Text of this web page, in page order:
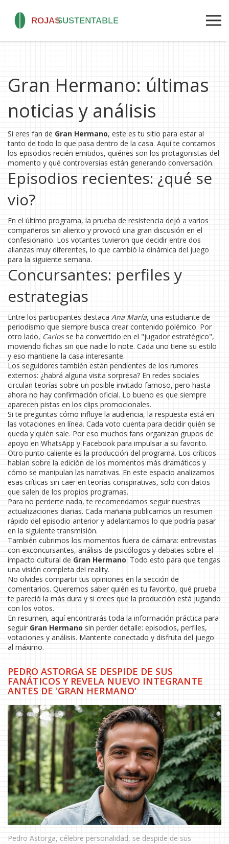
Gran Hermano: últimas
noticias y análisis
Si eres fan de Gran Hermano, este es tu sitio para estar al
tanto de todo lo que pasa dentro de la casa. Aquí te contamos
los episodios recién emitidos, quiénes son los protagonistas del
momento y qué controversias están generando conversación.
Episodios recientes: ¿qué se
vio?
En el último programa, la prueba de resistencia dejó a varios
compañeros sin aliento y provocó una gran discusión en el
confesionario. Los votantes tuvieron que decidir entre dos
alianzas muy diferentes, lo que cambió la dinámica del juego
para la siguiente semana.
Concursantes: perfiles y
estrategias
Entre los participantes destaca Ana María, una estudiante de
periodismo que siempre busca crear contenido polémico. Por
otro lado, Carlosse ha convertido en el "jugador estratégico",
moviendo fichas sin que nadie lo note. Cada uno tiene su estilo
y eso mantiene la casa interesante.
Los seguidores también están pendientes de los rumores
externos: ¿habrá alguna visita sorpresa? En redes sociales
circulan teorías sobre un posible invitado famoso, pero hasta
ahora no hay confirmación oficial. Lo bueno es que siempre
aparecen pistas en los clips promocionales.
Si te preguntas cómo influye la audiencia, la respuesta está en
las votaciones en línea. Cada voto cuenta para decidir quién se
queda y quién sale. Por eso muchos fans organizan grupos de
apoyo en WhatsApp y Facebook para impulsar a su favorito.
Otro punto caliente es la producción del programa. Los críticos
hablan sobre la edición de los momentos más dramáticos y
cómo se manipulan las narrativas. En este espacio analizamos
esas críticas sin caer en teorías conspirativas, solo con datos
que salen de los propios programas.
Para no perderte nada, te recomendamos seguir nuestras
actualizaciones diarias. Cada mañana publicamos un resumen
rápido del episodio anterior y adelantamos lo que podría pasar
en la siguiente transmisión.
También cubrimos los momentos fuera de cámara: entrevistas
con exconcursantes, análisis de psicólogos y debates sobre el
impacto cultural de Gran Hermano. Todo esto para que tengas
una visión completa del reality.
No olvides compartir tus opiniones en la sección de
comentarios. Queremos saber quién es tu favorito, qué prueba
te pareció la más dura y si crees que la producción está jugando
con los votos.
En resumen, aquí encontrarás toda la información práctica para
seguir Gran Hermano sin perder detalle: episodios, perfiles,
votaciones y análisis. Mantente conectado y disfruta del juego
al máximo.
PEDRO ASTORGA SE DESPIDE DE SUS
FANÁTICOS Y REVELA NUEVO INTEGRANTE
ANTES DE 'GRAN HERMANO'
Pedro Astorga, célebre personalidad, se despide de sus